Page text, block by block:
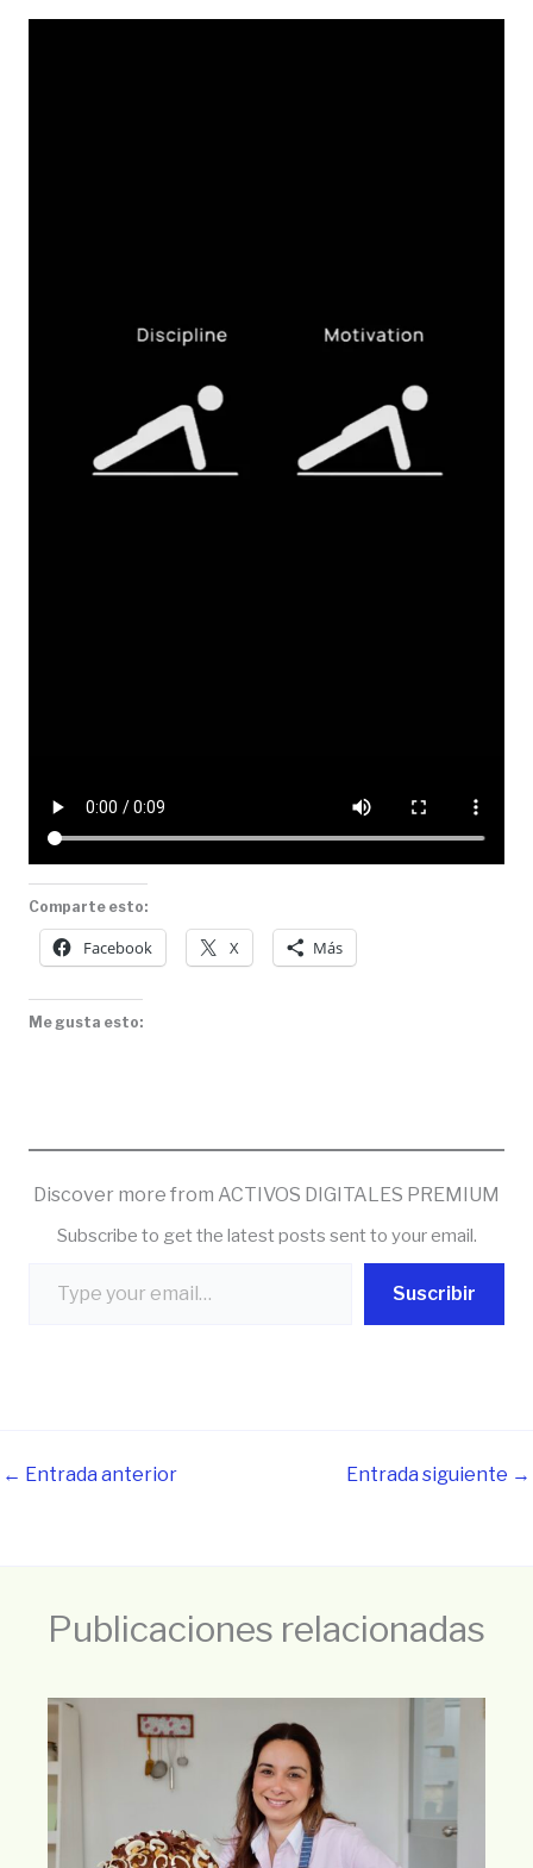
Comparte esto:
Facebook X Más
Me gusta esto:
Discover more from ACTIVOS DIGITALES PREMIUM
Subscribe to get the latest posts sent to your email.
Suscribir
← Entrada anterior Entrada siguiente →
Publicaciones relacionadas